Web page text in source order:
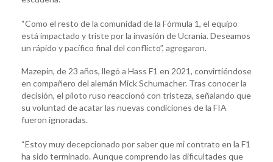
“Como el resto de la comunidad de la Fórmula 1, el equipo
está impactado y triste por la invasión de Ucrania. Deseamos
un rápido y pacífico final del conflicto”, agregaron.
Mazepin, de 23 años, llegó a Hass F1 en 2021, convirtiéndose
en compañero del alemán Mick Schumacher. Tras conocer la
decisión, el piloto ruso reaccionó con tristeza, señalando que
su voluntad de acatar las nuevas condiciones de la FIA
fueron ignoradas.
“Estoy muy decepcionado por saber que mi contrato en la F1
ha sido terminado. Aunque comprendo las dificultades que